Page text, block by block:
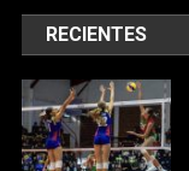
RECIENTES